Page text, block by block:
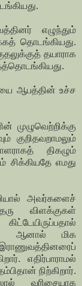
எழுந்தும்
தொடங்கியது.
தயாராக
ஆபத்தின் உச்ச
முழுவெற்றிக்கு
குறிதவறாமலும்
திகழும்
சிக்கியதே எமது
அவர்களைச்
விளக்குகள்
ஆனால் மிக
எதிர்பாராமல்
நிற்கிறார்.
வரிசையாக